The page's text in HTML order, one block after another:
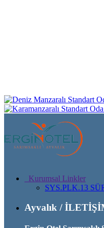
Kurumsal Linkler
SYS.PLK.13
Ayvalık /